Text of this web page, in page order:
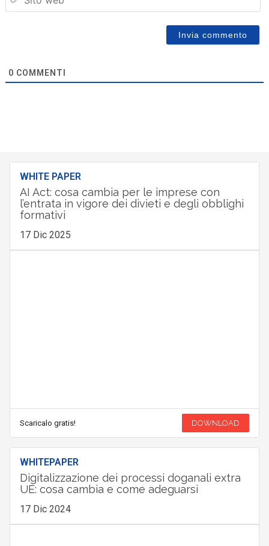
0 COMMENTI
WHITE PAPER
AI Act: cosa cambia per le imprese con
l’entrata in vigore dei divieti e degli obblighi
formativi
17 Dic 2025
Scaricalo gratis! DOWNLOAD
WHITEPAPER
Digitalizzazione dei processi doganali extra
UE: cosa cambia e come adeguarsi
17 Dic 2024